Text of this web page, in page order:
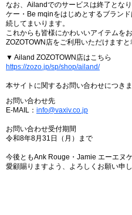
なお、Ailandでのサービスは終了とな
ケー・Be mqinをはじめとするブラン
続してまいります。
これからも皆様にかわいいアイテムを
ZOZOTOWN店をご利用いただけますと
▼ Ailand ZOZOTOWN店はこちら
https://zozo.jp/sp/shop/ailand/
本サイトに関するお問い合わせにつき
お問い合わせ先
E-MAIL： info@vaxiv.co.jp
お問い合わせ受付期間
令和8年8月31日（月）まで
今後ともAnk Rouge・Jamie エーエヌ
愛顧賜りますよう、よろしくお願い申し